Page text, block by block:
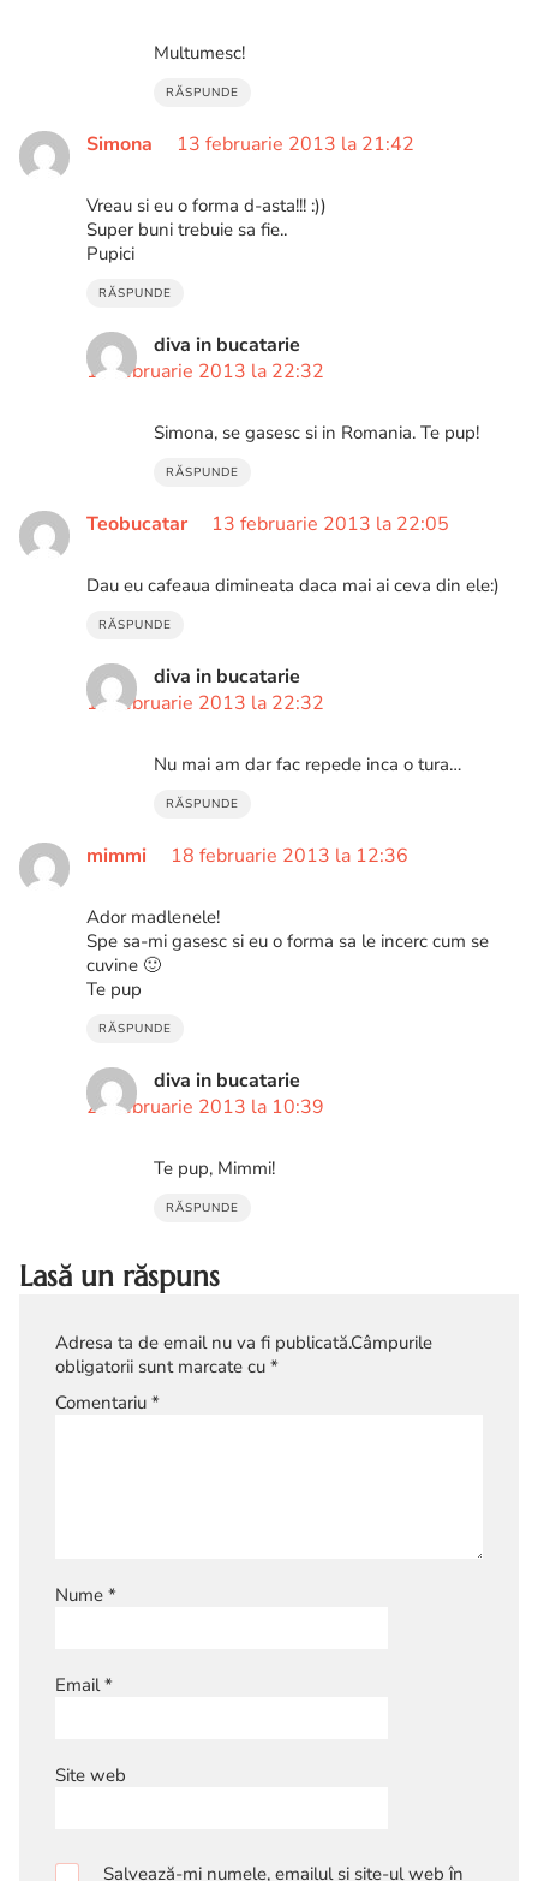
Multumesc!
RĂSPUNDE
Simona 13 februarie 2013 la 21:42
Vreau si eu o forma d-asta!!! :))
Super buni trebuie sa fie..
Pupici
RĂSPUNDE
diva in bucatarie
13 februarie 2013 la 22:32
Simona, se gasesc si in Romania. Te pup!
RĂSPUNDE
Teobucatar 13 februarie 2013 la 22:05
Dau eu cafeaua dimineata daca mai ai ceva din ele:)
RĂSPUNDE
diva in bucatarie
13 februarie 2013 la 22:32
Nu mai am dar fac repede inca o tura…
RĂSPUNDE
mimmi 18 februarie 2013 la 12:36
Ador madlenele!
Spe sa-mi gasesc si eu o forma sa le incerc cum se
cuvine 🙂
Te pup
RĂSPUNDE
diva in bucatarie
21 februarie 2013 la 10:39
Te pup, Mimmi!
RĂSPUNDE
Lasă un răspuns
Adresa ta de email nu va fi publicată.Câmpurile
obligatorii sunt marcate cu *
Comentariu *
Nume *
Email*
Site web
Salvează-mi numele, emailul și site-ul web în